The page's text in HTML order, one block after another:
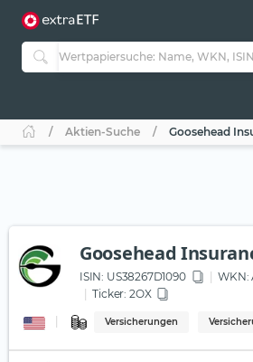
ETF-Guide 2.0
Guide Aktive ETFs
ETF-Sparpläne
Aktien-Suche Goosehead
Goosehead
ISIN: US38267D1090 WKN:
Ticker: 2OX
Versicherungen